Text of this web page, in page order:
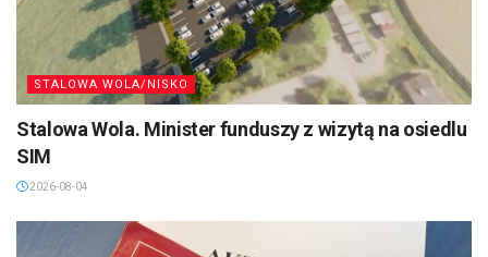
STALOWA WOLA/NISKO
Stalowa Wola. Minister funduszy z wizytą na osiedlu
SIM
2026-08-04